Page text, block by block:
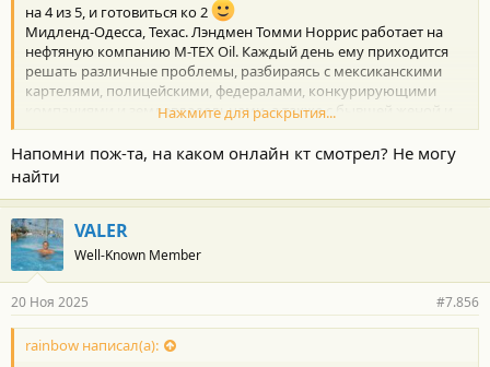
на 4 из 5, и готовиться ко 2
Мидленд-Одесса, Техас. Лэндмен Томми Норрис работает на
нефтяную компанию M-TEX Oil. Каждый день ему приходится
решать различные проблемы, разбираясь с мексиканскими
картелями, полицейскими, федералами, конкурирующими
компаниями и землевладельцами, а также с бывшей женой и
двумя взрослыми детьми.
Описание общее, а так и сценаристы хорошие, что редко, да и
актёры Б
Б. Торнтон, Д. Мур. Э. Гарсия
Нажмите для раскрытия...
Напомни пож-та, на каком онлайн кт смотрел? Не могу
найти
VALER
Well-Known Member
20 Ноя 2025 #7.856
rainbow написал(а):